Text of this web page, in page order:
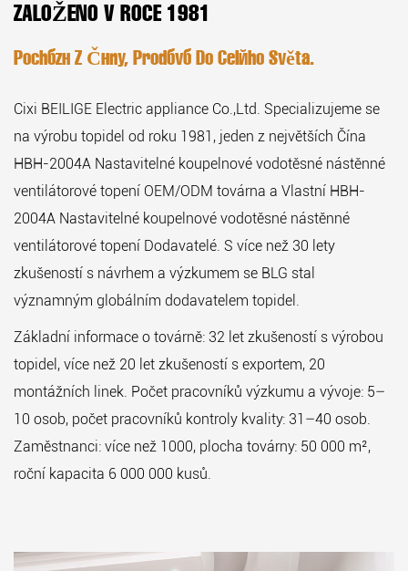
ZALOŽENO V ROCE 1981
Pochází Z Číny, Prodává Do Celého Světa.
Cixi BEILIGE Electric appliance Co.,Ltd. Specializujeme se
na výrobu topidel od roku 1981, jeden z největších Čína
HBH-2004A Nastavitelné koupelnové vodotěsné nástěnné
ventilátorové topení OEM/ODM továrna a Vlastní HBH-
2004A Nastavitelné koupelnové vodotěsné nástěnné
ventilátorové topení Dodavatelé. S více než 30 lety
zkušeností s návrhem a výzkumem se BLG stal
významným globálním dodavatelem topidel.
Základní informace o továrně: 32 let zkušeností s výrobou
topidel, více než 20 let zkušeností s exportem, 20
montážních linek. Počet pracovníků výzkumu a vývoje: 5–
10 osob, počet pracovníků kontroly kvality: 31–40 osob.
Zaměstnanci: více než 1000, plocha továrny: 50 000 m²,
roční kapacita 6 000 000 kusů.